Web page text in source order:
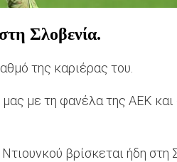
Σλοβενία.
της καριέρας του.
με τη φανέλα της ΑΕΚ και
βρίσκεται ήδη στη